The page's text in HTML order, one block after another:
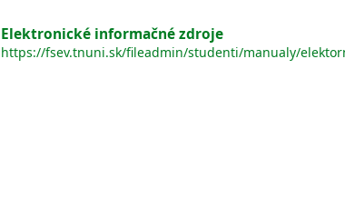
Elektronické informačné zdroje
https://fsev.tnuni.sk/fileadmin/studenti/manualy/